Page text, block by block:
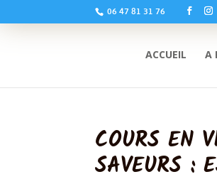
06 47 81 31 76
ACCUEIL A
COURS EN
SAVEURS :